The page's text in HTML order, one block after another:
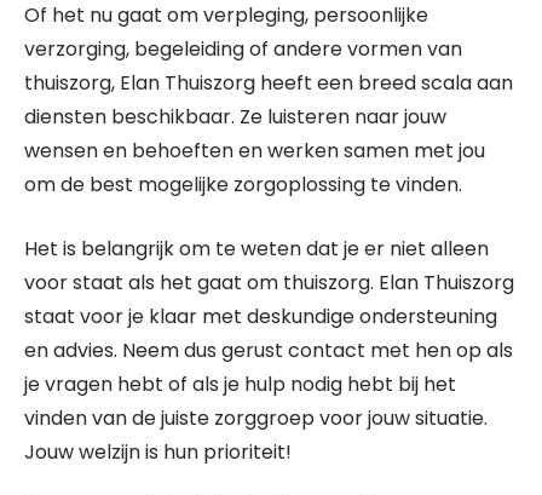
Of het nu gaat om verpleging, persoonlijke
verzorging, begeleiding of andere vormen van
thuiszorg, Elan Thuiszorg heeft een breed scala aan
diensten beschikbaar. Ze luisteren naar jouw
wensen en behoeften en werken samen met jou
om de best mogelijke zorgoplossing te vinden.
Het is belangrijk om te weten dat je er niet alleen
voor staat als het gaat om thuiszorg. Elan Thuiszorg
staat voor je klaar met deskundige ondersteuning
en advies. Neem dus gerust contact met hen op als
je vragen hebt of als je hulp nodig hebt bij het
vinden van de juiste zorggroep voor jouw situatie.
Jouw welzijn is hun prioriteit!